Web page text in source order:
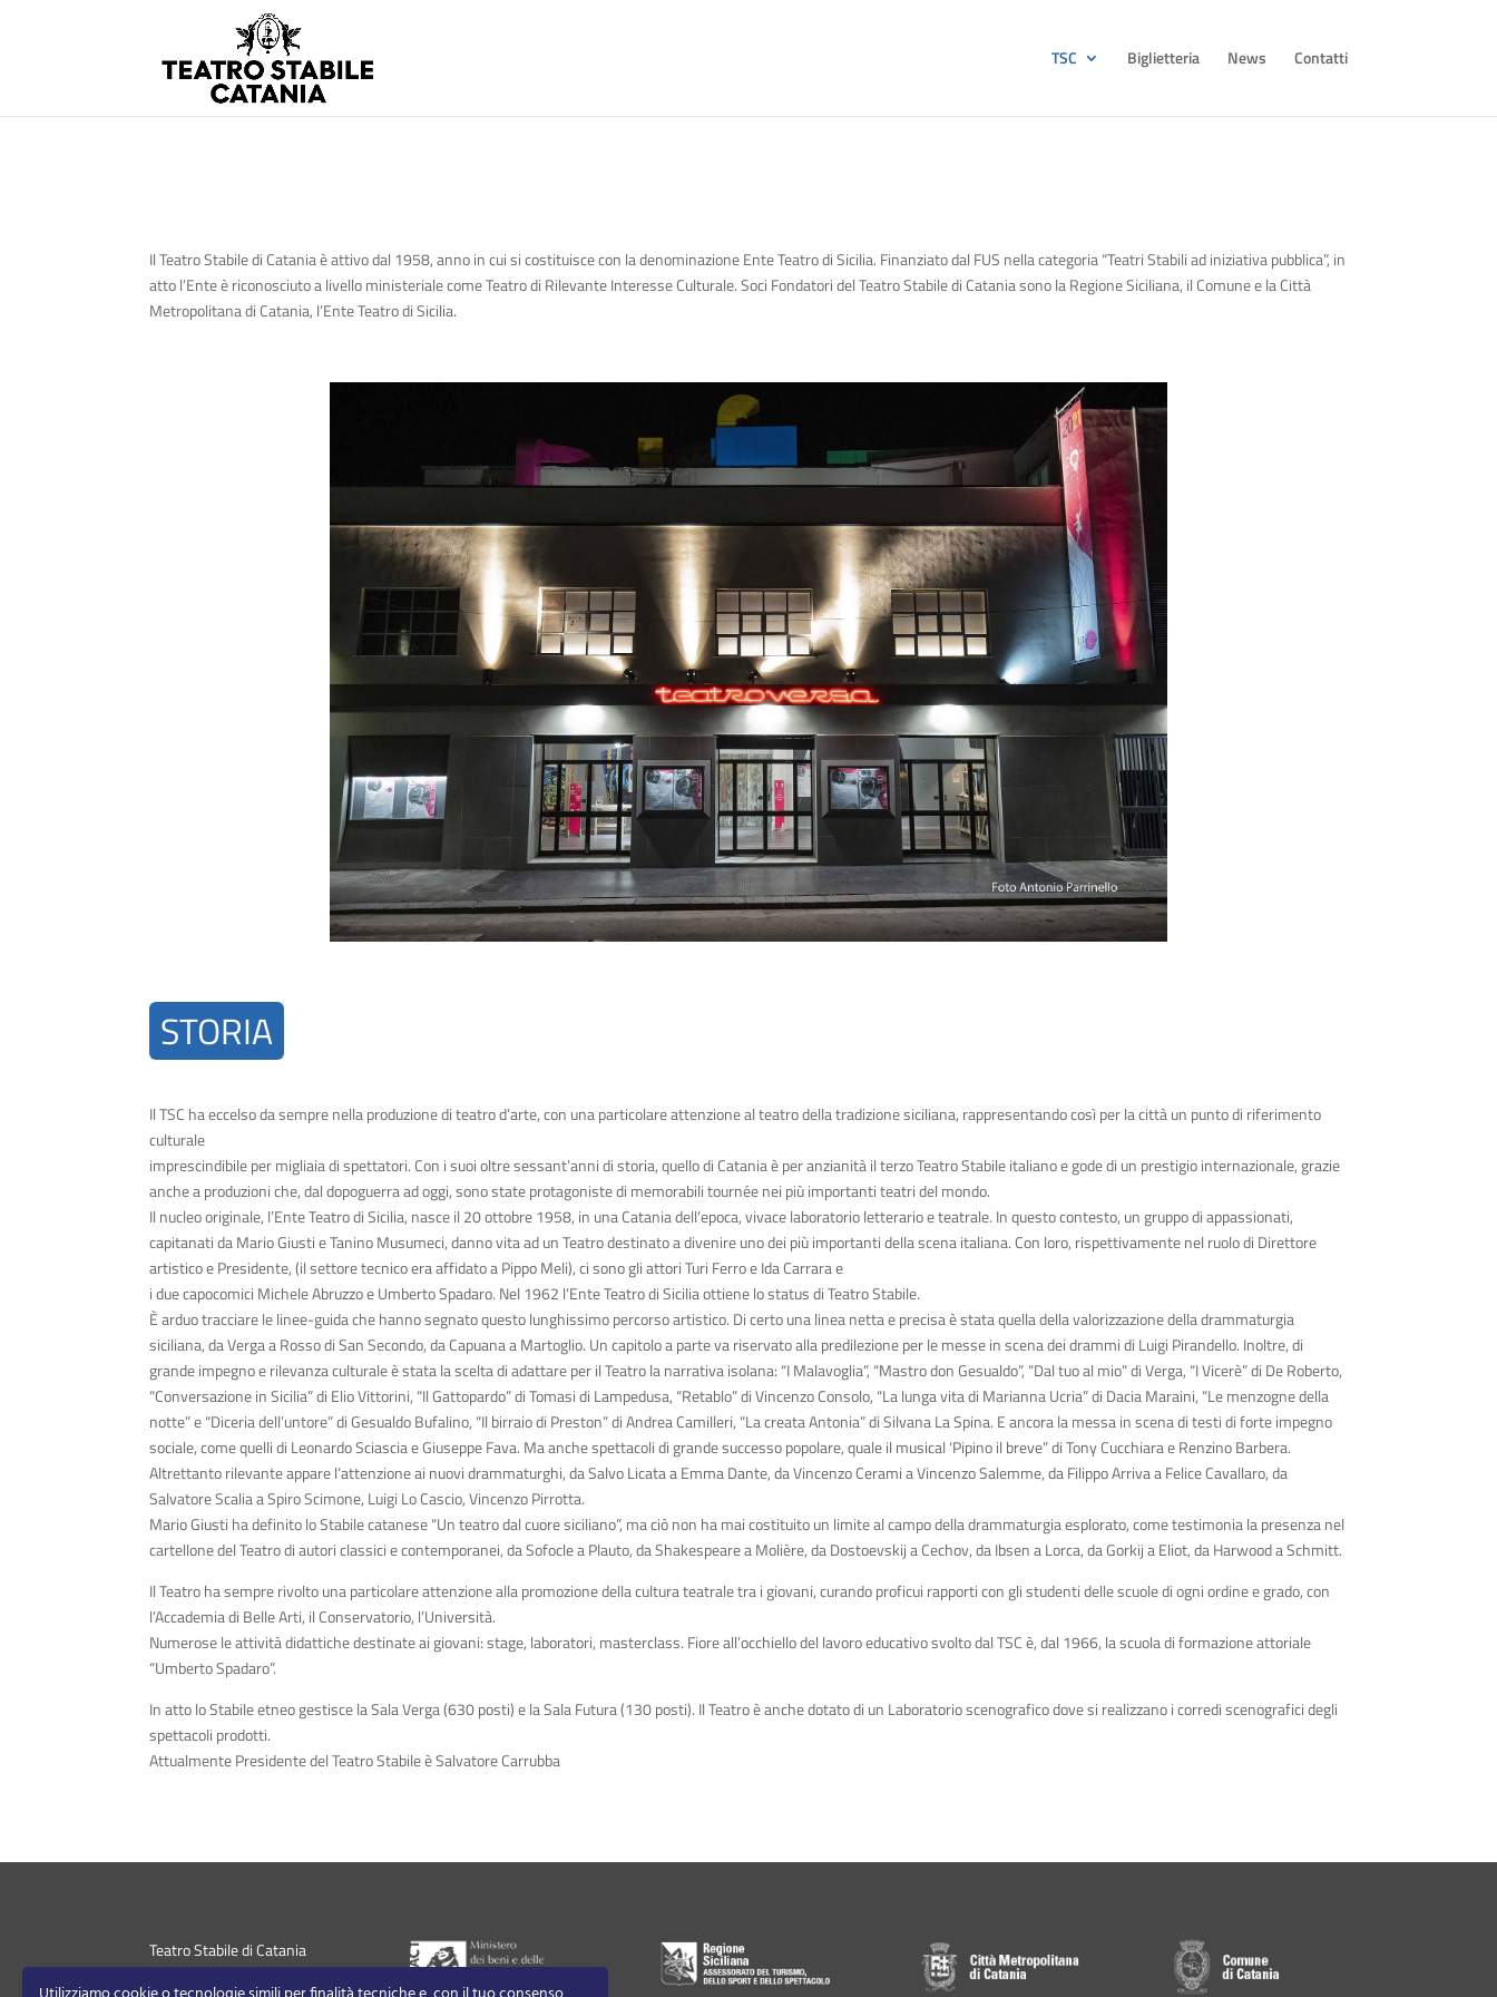
TSC Biglietteria News Contatti
Il Teatro Stabile di Catania è attivo dal 1958, anno in cui si costituisce con la denominazione Ente Teatro di Sicilia. Finanziato dal FUS nella categoria “Teatri Stabili ad iniziativa pubblica”, in
atto l’Ente è riconosciuto a livello ministeriale come Teatro di Rilevante Interesse Culturale. Soci Fondatori del Teatro Stabile di Catania sono la Regione Siciliana, il Comune e la Città
Metropolitana di Catania, l’Ente Teatro di Sicilia.
STORIA
Il TSC ha eccelso da sempre nella produzione di teatro d’arte, con una particolare attenzione al teatro della tradizione siciliana, rappresentando così per la città un punto di riferimento
culturale
imprescindibile per migliaia di spettatori. Con i suoi oltre sessant’anni di storia, quello di Catania è per anzianità il terzo Teatro Stabile italiano e gode di un prestigio internazionale, grazie
anche a produzioni che, dal dopoguerra ad oggi, sono state protagoniste di memorabili tournée nei più importanti teatri del mondo.
Il nucleo originale, l’Ente Teatro di Sicilia, nasce il 20 ottobre 1958, in una Catania dell’epoca, vivace laboratorio letterario e teatrale. In questo contesto, un gruppo di appassionati,
capitanati da Mario Giusti e Tanino Musumeci, danno vita ad un Teatro destinato a divenire uno dei più importanti della scena italiana. Con loro, rispettivamente nel ruolo di Direttore
artistico e Presidente, (il settore tecnico era affidato a Pippo Meli), ci sono gli attori Turi Ferro e Ida Carrara e
i due capocomici Michele Abruzzo e Umberto Spadaro. Nel 1962 l’Ente Teatro di Sicilia ottiene lo status di Teatro Stabile.
È arduo tracciare le linee-guida che hanno segnato questo lunghissimo percorso artistico. Di certo una linea netta e precisa è stata quella della valorizzazione della drammaturgia
siciliana, da Verga a Rosso di San Secondo, da Capuana a Martoglio. Un capitolo a parte va riservato alla predilezione per le messe in scena dei drammi di Luigi Pirandello. Inoltre, di
grande impegno e rilevanza culturale è stata la scelta di adattare per il Teatro la narrativa isolana: “I Malavoglia”, “Mastro don Gesualdo”, “Dal tuo al mio” di Verga, “I Vicerè” di De Roberto,
“Conversazione in Sicilia” di Elio Vittorini, “Il Gattopardo” di Tomasi di Lampedusa, “Retablo” di Vincenzo Consolo, “La lunga vita di Marianna Ucria” di Dacia Maraini, “Le menzogne della
notte” e “Diceria dell’untore” di Gesualdo Bufalino, “Il birraio di Preston” di Andrea Camilleri, “La creata Antonia” di Silvana La Spina. E ancora la messa in scena di testi di forte impegno
sociale, come quelli di Leonardo Sciascia e Giuseppe Fava. Ma anche spettacoli di grande successo popolare, quale il musical ‘Pipino il breve” di Tony Cucchiara e Renzino Barbera.
Altrettanto rilevante appare l’attenzione ai nuovi drammaturghi, da Salvo Licata a Emma Dante, da Vincenzo Cerami a Vincenzo Salemme, da Filippo Arriva a Felice Cavallaro, da
Salvatore Scalia a Spiro Scimone, Luigi Lo Cascio, Vincenzo Pirrotta.
Mario Giusti ha definito lo Stabile catanese “Un teatro dal cuore siciliano”, ma ciò non ha mai costituito un limite al campo della drammaturgia esplorato, come testimonia la presenza nel
cartellone del Teatro di autori classici e contemporanei, da Sofocle a Plauto, da Shakespeare a Molière, da Dostoevskij a Cechov, da Ibsen a Lorca, da Gorkij a Eliot, da Harwood a Schmitt.
Il Teatro ha sempre rivolto una particolare attenzione alla promozione della cultura teatrale tra i giovani, curando proficui rapporti con gli studenti delle scuole di ogni ordine e grado, con
l’Accademia di Belle Arti, il Conservatorio, l’Università.
Numerose le attività didattiche destinate ai giovani: stage, laboratori, masterclass. Fiore all’occhiello del lavoro educativo svolto dal TSC è, dal 1966, la scuola di formazione attoriale
“Umberto Spadaro”.
In atto lo Stabile etneo gestisce la Sala Verga (630 posti) e la Sala Futura (130 posti). Il Teatro è anche dotato di un Laboratorio scenografico dove si realizzano i corredi scenografici degli
spettacoli prodotti.
Attualmente Presidente del Teatro Stabile è Salvatore Carrubba
Teatro Stabile di Catania